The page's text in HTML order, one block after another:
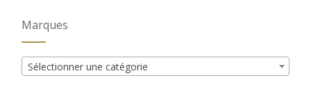
Marques
Sélectionner une catégorie